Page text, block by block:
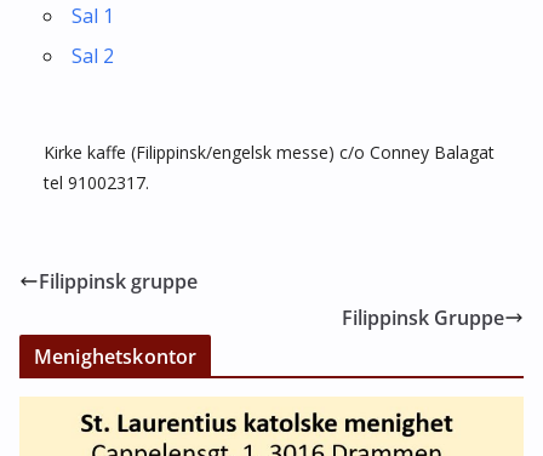
Sal 1
Sal 2
Kirke kaffe (Filippinsk/engelsk messe) c/o Conney Balagat
tel 91002317.
Filippinsk gruppe
Filippinsk Gruppe
Menighetskontor